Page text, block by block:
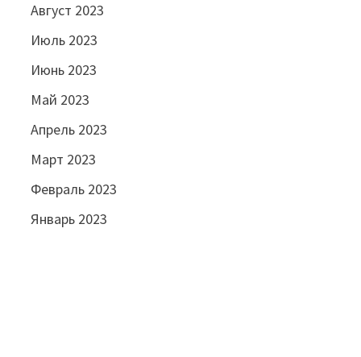
Август 2023
Июль 2023
Июнь 2023
Май 2023
Апрель 2023
Март 2023
Февраль 2023
Январь 2023